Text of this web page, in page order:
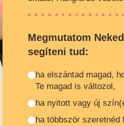
Megmutatom
segíteni tud:
ha elszántad magad,
Te magad is változol,
ha nyitott vagy új
ha többször szeretnéd